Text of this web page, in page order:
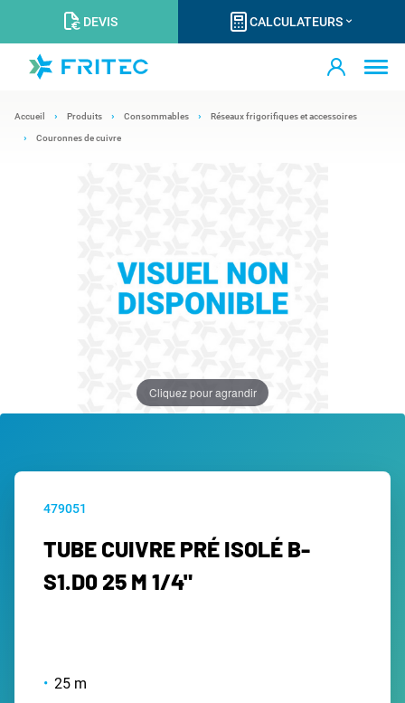
DEVIS CALCULATEURS
Accueil Produits Consommables Réseaux frigorifiques et accessoires
Couronnes de cuivre
Cliquez pour agrandir
479051
TUBE CUIVRE PRÉ ISOLÉ B-
S1.D0 25 M 1/4"
25 m